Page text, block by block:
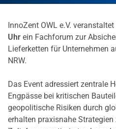
InnoZent OWL e.V.
Uhr ein Fachforum zur
Lieferketten für Unternehmen
NRW.
Das Event adressiert zentrale
Engpässe bei kritischen
geopolitische Risiken durch
erhalten praxisnahe